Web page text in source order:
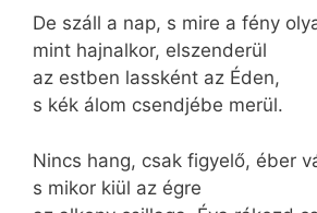
De száll a nap, s mire a fény
mint hajnalkor, elszenderül
az estben lassként az Éden,
s kék álom csendjébe merül.
Nincs hang, csak figyelő, éber
s mikor kiül az égre